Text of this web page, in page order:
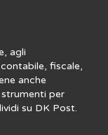
agli
fiscale,
anche
per
su DK Post.